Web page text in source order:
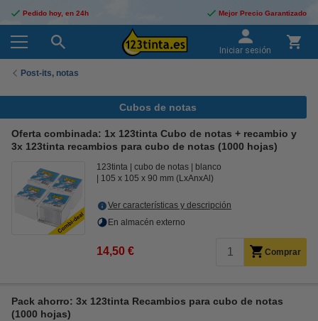
Pedido hoy, en 24h Mejor Precio Garantizado
Iniciar sesión
Post-its, notas
Cubos de notas
Oferta combinada: 1x 123tinta Cubo de notas + recambio y
3x 123tinta recambios para cubo de notas (1000 hojas)
123tinta cubo de notas
blanco
105 x 105 x 90 mm (LxAnxAl)
Ver características y descripción
En almacén externo
14,50 € Comprar
Pack ahorro: 3x 123tinta Recambios para cubo de notas
(1000 hojas)